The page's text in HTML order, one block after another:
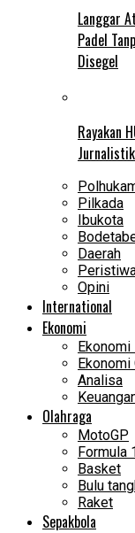
Langgar
Padel
Disegel
Rayakan
Pilkada
Ibukota
Daerah
Opini
International
Ekonomi
Ekonomi
Ekonomi
Analisa
Olahraga
MotoGP
Formula
Basket
Bulu
Raket
Sepakbola